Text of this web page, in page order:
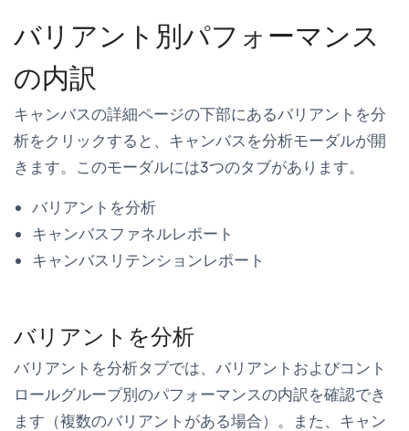
バリアント別パフォーマンス
の内訳
キャンバスの詳細ページの下部にあるバリアントを分
析をクリックすると、 キャンバスを分析モーダルが開
きます。このモーダルには3つのタブがあります。
バリアントを分析
キャンバスファネルレポート
キャンバスリテンションレポート
バリアントを分析
バリアントを分析タブでは、バリアントおよびコント
ロールグループ別のパフォーマンスの内訳を確認でき
ます（複数のバリアントがある場合）。また、キャン